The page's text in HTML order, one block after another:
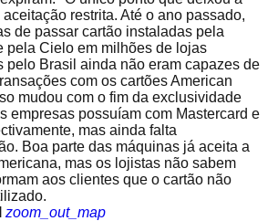
restrita. Até o ano passado,
de passar cartão instaladas pela
pela Cielo em milhões de lojas
pelo Brasil ainda não eram capazes de
com os cartões American
mudou com o fim da exclusividade
empresas possuíam com Mastercard e
mas ainda falta
Boa parte das máquinas já aceita a
mas os lojistas não sabem
aos clientes que o cartão não
zoom_out_map